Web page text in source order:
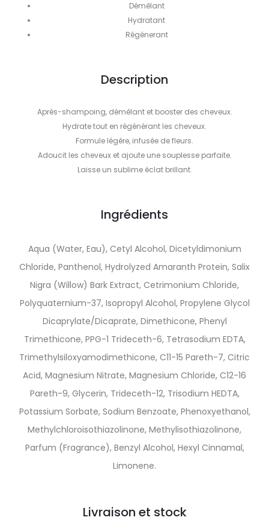
Démêlant
Hydratant
Régénerant
Description
Après-shampoing, démêlant et booster des cheveux.
Hydrate tout en régénérant les cheveux.
Formule légère, infusée de fleurs.
Adoucit les cheveux et ajoute une souplesse parfaite.
Laisse un sublime éclat brillant.
Ingrédients
Aqua (Water, Eau), Cetyl Alcohol, Dicetyldimonium
Chloride, Panthenol, Hydrolyzed Amaranth Protein, Salix
Nigra (Willow) Bark Extract, Cetrimonium Chloride,
Polyquaternium-37, Isopropyl Alcohol, Propylene Glycol
Dicaprylate/Dicaprate, Dimethicone, Phenyl
Trimethicone, PPG-1 Trideceth-6, Tetrasodium EDTA,
Trimethylsiloxyamodimethicone, C11-15 Pareth-7, Citric
Acid, Magnesium Nitrate, Magnesium Chloride, C12-16
Pareth-9, Glycerin, Trideceth-12, Trisodium HEDTA,
Potassium Sorbate, Sodium Benzoate, Phenoxyethanol,
Methylchloroisothiazolinone, Methylisothiazolinone,
Parfum (Fragrance), Benzyl Alcohol, Hexyl Cinnamal,
Limonene.
Livraison et stock